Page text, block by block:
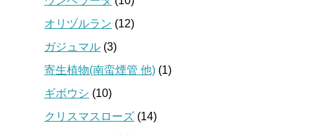
オリヅルラン (12)
ガジュマル (3)
寄生植物(南蛮煙管 他) (1)
ギボウシ (10)
クリスマスローズ (14)